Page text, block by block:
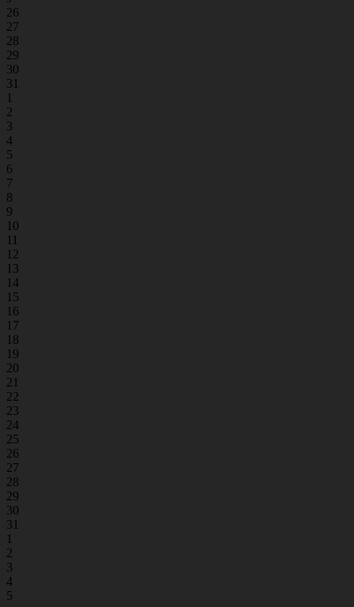
26
27
28
29
30
31
1
2
3
4
5
6
7
8
9
10
11
12
13
14
15
16
17
18
19
20
21
22
23
24
25
26
27
28
29
30
31
1
2
3
4
5